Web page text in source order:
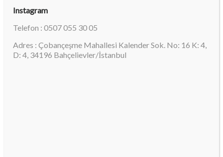
Instagram
Telefon : 0507 055 30 05
Adres : Çobançeşme Mahallesi Kalender Sok. No: 16 K: 4,
D: 4, 34196 Bahçelievler/İstanbul